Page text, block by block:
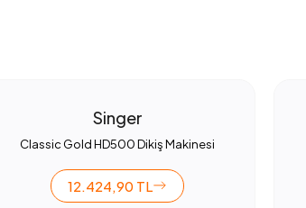
Singer
Classic Gold HD500 Dikiş Makinesi
12.424,90 TL